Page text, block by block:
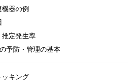
器の例
定発生率
予防・管理の基本
キング